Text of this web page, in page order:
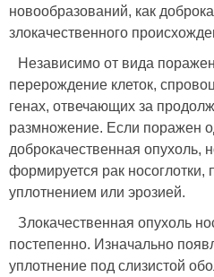
новообразований, как
злокачественного
Независимо от вида
перерождение клеток,
генах, отвечающих за
размножение. Если поражен
доброкачественная опухоль,
формируется рак носоглотки,
уплотнением или эрозией.
Злокачественная опухоль
постепенно. Изначально
уплотнение под слизистой